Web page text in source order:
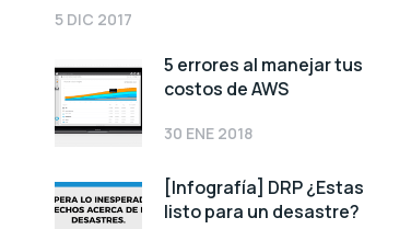
5 DIC 2017
5 errores al manejar tus
costos de AWS
30 ENE 2018
[Infografía] DRP ¿Estas
listo para un desastre?